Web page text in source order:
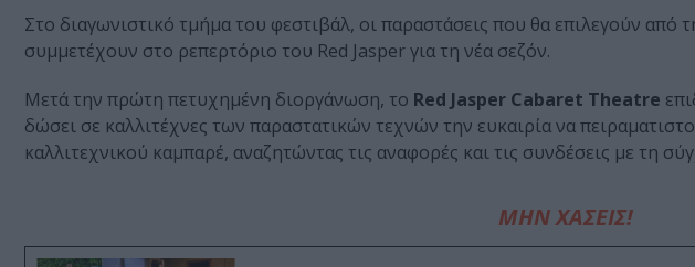
Στο διαγωνιστικό τμήμα του φεστιβάλ, οι παραστάσεις που θα επιλεγούν από
συμμετέχουν στο ρεπερτόριο του Red Jasper για τη νέα σεζόν.
Μετά την πρώτη πετυχημένη διοργάνωση, το Red Jasper Cabaret Theatre
δώσει σε καλλιτέχνες των παραστατικών τεχνών την ευκαιρία να
καλλιτεχνικού καμπαρέ, αναζητώντας τις αναφορές και τις συνδέσεις με τη
ΜΗΝ ΧΑΣΕΙΣ!